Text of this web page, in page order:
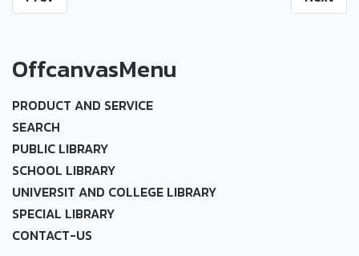
OffcanvasMenu
PRODUCT AND SERVICE
SEARCH
PUBLIC LIBRARY
SCHOOL LIBRARY
UNIVERSIT AND COLLEGE LIBRARY
SPECIAL LIBRARY
CONTACT-US